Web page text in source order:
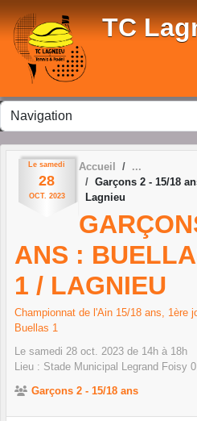
TC
Le samedi
28
OCT. 2023
Accueil
Garçons 2 - 15/18
Lagnieu
ANS :
1 / LAGNIEU
Championnat de l'Ain 15/18 ans, 1ère
Buellas 1
Le samedi 28 oct. 2023 de 14h à 18h
Lieu : Stade Municipal Legrand Foisy
Garçons 2 - 15/18 ans